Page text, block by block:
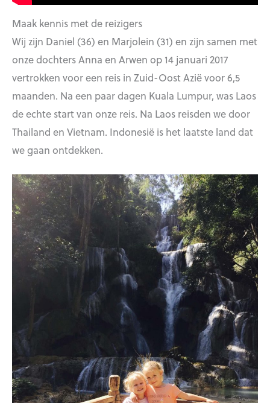
Maak kennis met de reizigers
Wij zijn Daniel (36) en Marjolein (31) en zijn samen met
onze dochters Anna en Arwen op 14 januari 2017
vertrokken voor een reis in Zuid-Oost Azië voor 6,5
maanden. Na een paar dagen Kuala Lumpur, was Laos
de echte start van onze reis. Na Laos reisden we door
Thailand en Vietnam. Indonesië is het laatste land dat
we gaan ontdekken.